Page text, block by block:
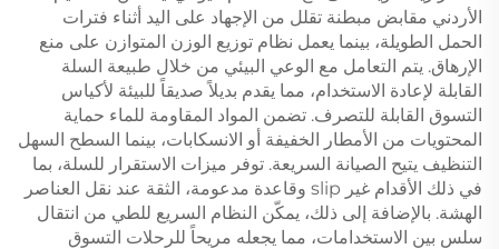
الأردني مقابض مبطنة تقلل من الإجهاد على اليد أثناء فترات
الحمل الطويلة، بينما يعمل نظام توزيع الوزن المتوازن على منع
الإرهاق. يتم التعامل مع الوعي البيئي من خلال طبيعة السلة
القابلة لإعادة الاستخدام، مما يقدم بديلاً صديقاً للبيئة لأكياس
التسوق القابلة للتصرف. تضمن المواد المقاومة للماء حماية
المحتويات من الأمطار الخفيفة أو الانسكابات، بينما السطح السهل
التنظيف يتيح الصيانة السريعة. توفر ميزات الاستقرار للسلة، بما
في ذلك الأقدام غير slip وقاعدة مدعومة، الثقة عند نقل العناصر
الهشة. بالإضافة إلى ذلك، يمكّن النظام السريع للطي من انتقال
سلس بين الاستخدامات، مما يجعله مريحاً للرحلات التسوق